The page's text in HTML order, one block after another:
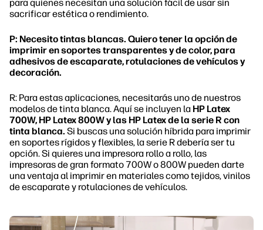
para quienes necesitan una solución fácil de usar sin
sacrificar estética o rendimiento.
P: Necesito tintas blancas. Quiero tener la opción de
imprimir en soportes transparentes y de color, para
adhesivos de escaparate, rotulaciones de vehículos y
decoración.
R: Para estas aplicaciones, necesitarás uno de nuestros
modelos de tinta blanca. Aquí se incluyen la HP Latex
700W, HP Latex 800W y las HP Latex de la serie R con
tinta blanca. Si buscas una solución híbrida para imprimir
en soportes rígidos y flexibles, la serie R debería ser tu
opción. Si quieres una impresora rollo a rollo, las
impresoras de gran formato 700W o 800W pueden darte
una ventaja al imprimir en materiales como tejidos, vinilos
de escaparate y rotulaciones de vehículos.